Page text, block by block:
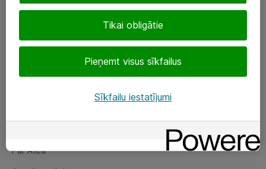
Sekojiet mums
Par Atea
Par Atea
Tikai obligātie
Pieņemt visus sīkfailus
Sīkfailu iestatījumi